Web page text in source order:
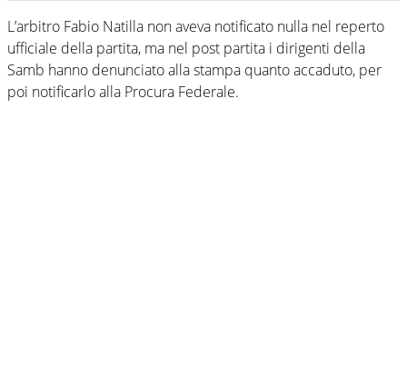
L’arbitro Fabio Natilla non aveva notificato nulla nel reperto
ufficiale della partita, ma nel post partita i dirigenti della
Samb hanno denunciato alla stampa quanto accaduto, per
poi notificarlo alla Procura Federale.